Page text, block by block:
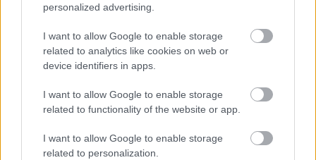
personalized advertising.
I want to allow Google to enable storage
related to analytics like cookies on web or
device identifiers in apps.
I want to allow Google to enable storage
related to functionality of the website or app.
I want to allow Google to enable storage
related to personalization.
Τα τελευταία χρόνια, η Politis Group επενδύει